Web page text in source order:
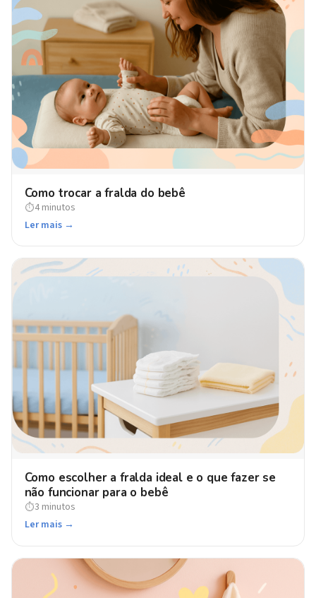
Como trocar a fralda do bebê
⏱4 minutos
Ler mais →
Como escolher a fralda ideal e o que fazer se
não funcionar para o bebê
⏱3 minutos
Ler mais →